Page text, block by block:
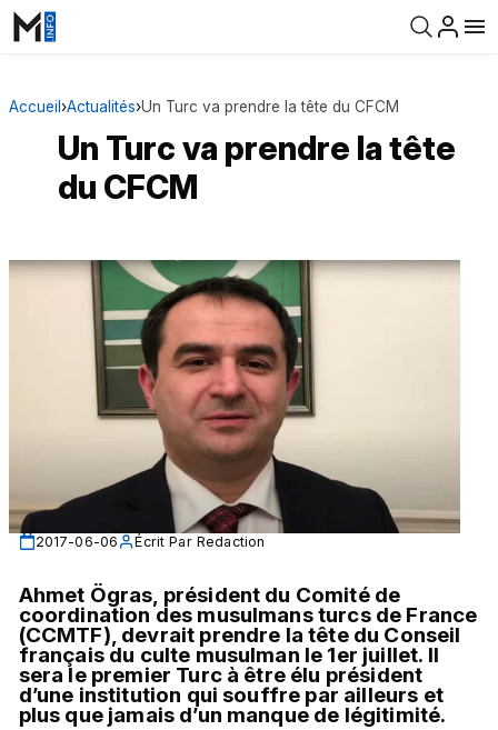
Accueil ›Actualités›Un Turc va prendre la tête du CFCM
Un Turc va prendre la tête
du CFCM
2017-06-06 Écrit Par Redaction
Ahmet Ögras, président du Comité de
coordination des musulmans turcs de France
(CCMTF), devrait prendre la tête du Conseil
français du culte musulman le 1er juillet. Il
sera le premier Turc à être élu président
d’une institution qui souffre par ailleurs et
plus que jamais d’un manque de légitimité.